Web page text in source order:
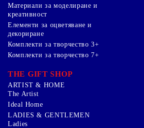
Mатериали за моделиране и
креативност
Елементи за оцветяване и
декориране
Комплекти за творчество 3+
Комплекти за творчество 7+
THE GIFT SHOP
ARTIST & HOME
The Artist
Ideal Home
LADIES & GENTLEMEN
Ladies